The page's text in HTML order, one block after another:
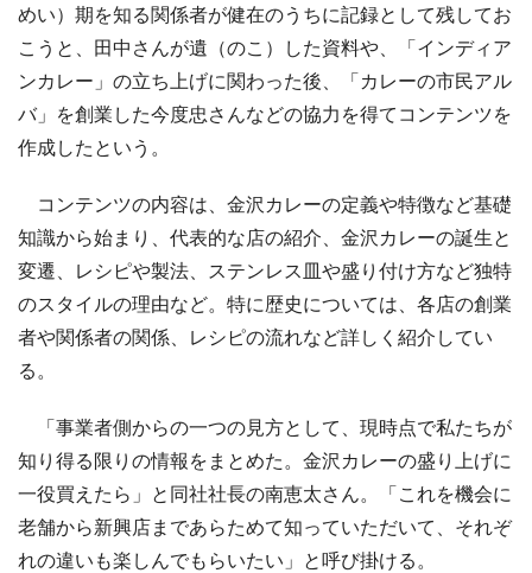
めい）期を知る関係者が健在のうちに記録として残してお
こうと、田中さんが遺（のこ）した資料や、「インディア
ンカレー」の立ち上げに関わった後、「カレーの市民アル
バ」を創業した今度忠さんなどの協力を得てコンテンツを
作成したという。
コンテンツの内容は、金沢カレーの定義や特徴など基礎
知識から始まり、代表的な店の紹介、金沢カレーの誕生と
変遷、レシピや製法、ステンレス皿や盛り付け方など独特
のスタイルの理由など。特に歴史については、各店の創業
者や関係者の関係、レシピの流れなど詳しく紹介してい
る。
「事業者側からの一つの見方として、現時点で私たちが
知り得る限りの情報をまとめた。金沢カレーの盛り上げに
一役買えたら」と同社社長の南恵太さん。「これを機会に
老舗から新興店まであらためて知っていただいて、それぞ
れの違いも楽しんでもらいたい」と呼び掛ける。